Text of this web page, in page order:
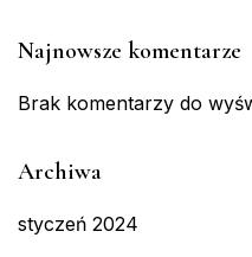
Najnowsze komentarze
Brak komentarzy do
Archiwa
styczeń 2024